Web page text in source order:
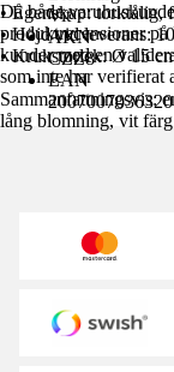
Vit
AKN
CZZ8
EAN
2007007036320
• Egenskap: torktålig,
• Höjd vid leverans:
• Krukstorlek: Ø 15
Sammanfattningsvis:
lång blomning, vit
Då både
produktrecensioner på
kunder med en
som inte har verifierat